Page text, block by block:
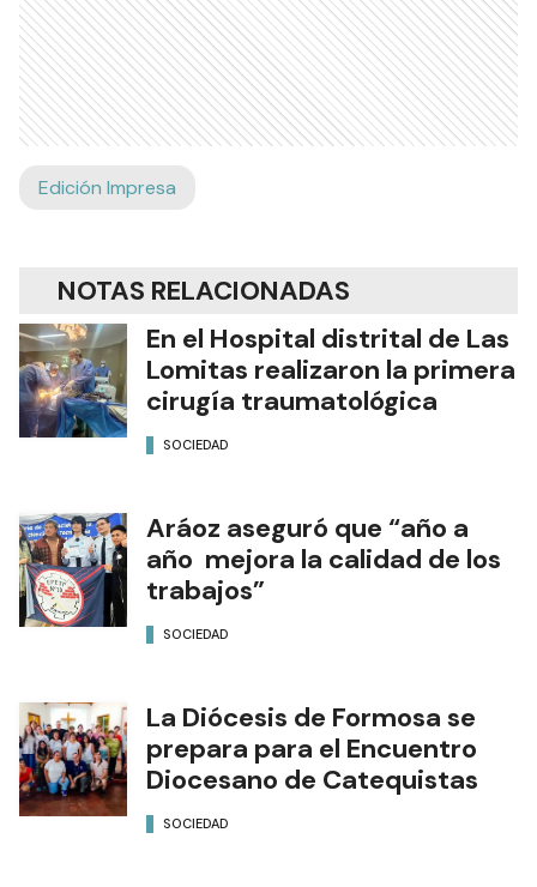
Edición Impresa
NOTAS RELACIONADAS
En el Hospital distrital de Las
Lomitas realizaron la primera
cirugía traumatológica
SOCIEDAD
Aráoz aseguró que “año a
año mejora la calidad de los
trabajos”
SOCIEDAD
La Diócesis de Formosa se
prepara para el Encuentro
Diocesano de Catequistas
SOCIEDAD